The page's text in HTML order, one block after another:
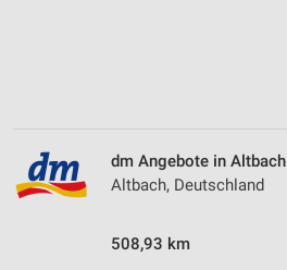
dm Angebote in Altbach
Altbach, Deutschland
508,93 km